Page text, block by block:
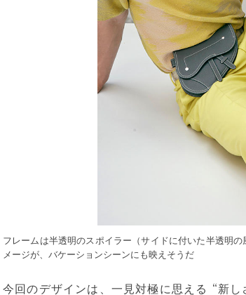
フレームは半透明のスポイラー（サイドに付いた半透明
メージが、バケーションシーンにも映えそうだ
今回のデザインは、一見対極に思える “新